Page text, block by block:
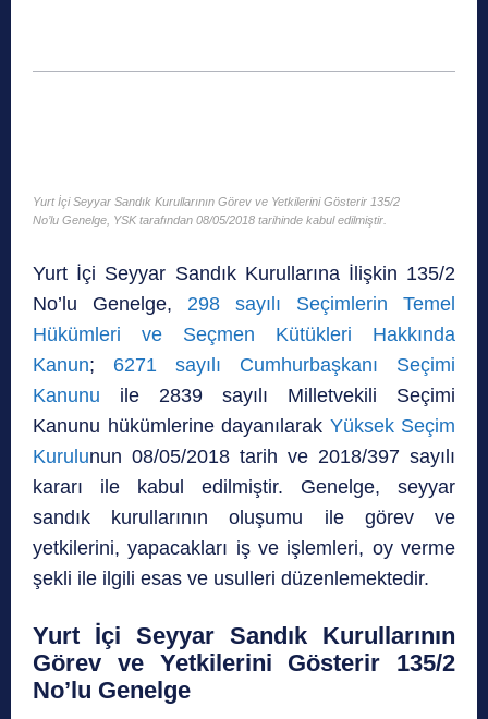
Yurt İçi Seyyar Sandık Kurullarının Görev ve Yetkilerini Gösterir 135/2
No’lu Genelge, YSK tarafından 08/05/2018 tarihinde kabul edilmiştir.
Yurt İçi Seyyar Sandık Kurullarına İlişkin 135/2
No’lu Genelge, 298 sayılı Seçimlerin Temel
Hükümleri ve Seçmen Kütükleri Hakkında
Kanun; 6271 sayılı Cumhurbaşkanı Seçimi
Kanunu ile 2839 sayılı Milletvekili Seçimi
Kanunu hükümlerine dayanılarak Yüksek Seçim
Kurulunun 08/05/2018 tarih ve 2018/397 sayılı
kararı ile kabul edilmiştir. Genelge, seyyar
sandık kurullarının oluşumu ile görev ve
yetkilerini, yapacakları iş ve işlemleri, oy verme
şekli ile ilgili esas ve usulleri düzenlemektedir.
Yurt İçi Seyyar Sandık Kurullarının
Görev ve Yetkilerini Gösterir 135/2
No’lu Genelge